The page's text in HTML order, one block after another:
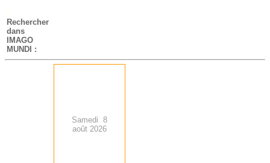
-
Rechercher
dans
IMAGO
MUNDI :
Samedi 8
août 2026